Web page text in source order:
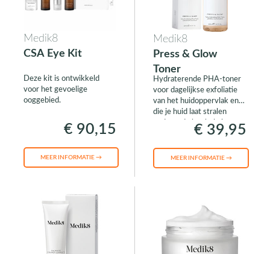
Medik8
CSA Eye Kit
Deze kit is ontwikkeld
voor het gevoelige
ooggebied.
€ 90,15
MEER INFORMATIE →
Medik8
Press & Glow
Toner
Hydraterende PHA-toner
voor dagelijkse exfoliatie
van het huidoppervlak en
die je huid laat stralen
gedurende het hele jaar.
€ 39,95
MEER INFORMATIE →